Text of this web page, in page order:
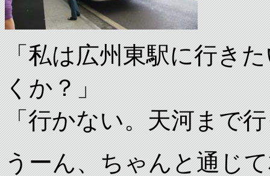
「私は広州東駅に行き
くか？」
「行かない。天河まで
うーん、ちゃんと通じ